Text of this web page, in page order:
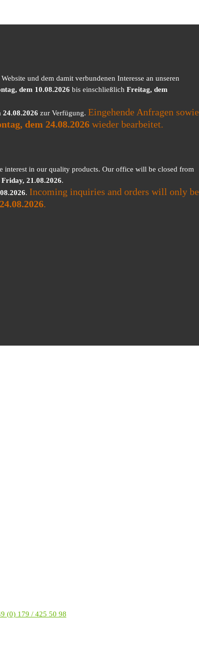
(0) 179 / 425 50 98
und dem damit verbundenen Interesse an unseren
dem 10.08.2026 bis einschließlich Freitag, dem
24.08.2026 zur Verfügung. Eingehende Anfragen sowie
dem 24.08.2026 wieder bearbeitet.
interest in our quality products. Our office will be closed from
Friday, 21.08.2026.
. Incoming inquiries and orders will only be
.